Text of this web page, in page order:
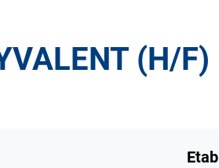
(H/